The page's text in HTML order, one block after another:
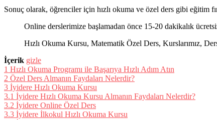
Sonuç olarak, öğrenciler için hızlı okuma ve özel ders gibi eğitim
Online derslerimize başlamadan önce 15-20 dakikalık
Hızlı Okuma Kursu, Matematik Özel Ders, Kurslarımız,
İçerik gizle
1 Hızlı Okuma Programı ile Başarıya Hızlı Adım Atın
2 Özel Ders Almanın Faydaları Nelerdir?
3 İyidere Hızlı Okuma Kursu
3.1 İyidere Hızlı Okuma Kursu Almanın Faydaları Nelerdir?
3.2 İyidere Online Özel Ders
3.3 İyidere İlkokul Hızlı Okuma Kursu